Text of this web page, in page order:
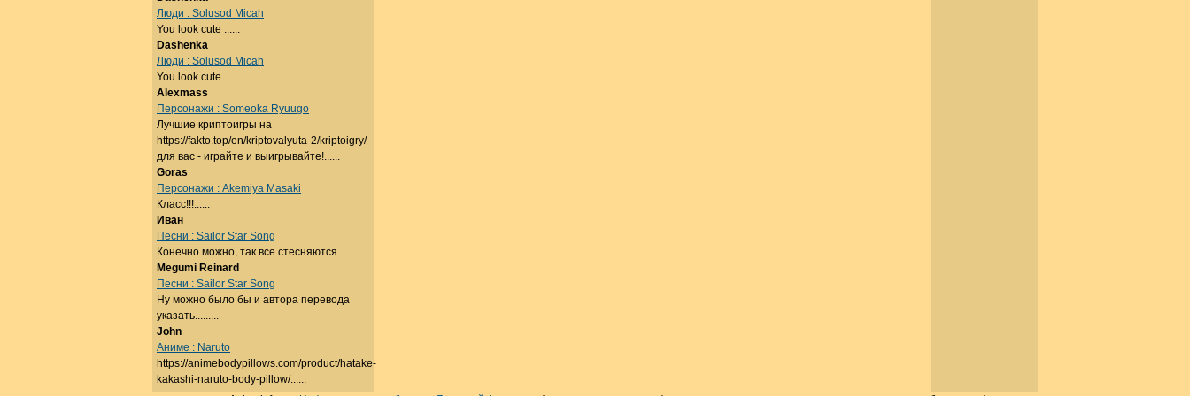
Люди : Solusod Micah
You look cute ......
Dashenka
Люди : Solusod Micah
You look cute ......
Alexmass
Персонажи : Someoka Ryuugo
Лучшие криптоигры на
https://fakto.top/en/kriptovalyuta-2/kriptoigry/
для вас - играйте и выигрывайте!......
Goras
Персонажи : Akemiya Masaki
Класс!!!......
Иван
Песни : Sailor Star Song
Конечно можно, так все стесняются.......
Megumi Reinard
Песни : Sailor Star Song
Ну можно было бы и автора перевода
указать.........
John
Аниме : Naruto
https://animebodypillows.com/product/hatake-
kakashi-naruto-body-pillow/......